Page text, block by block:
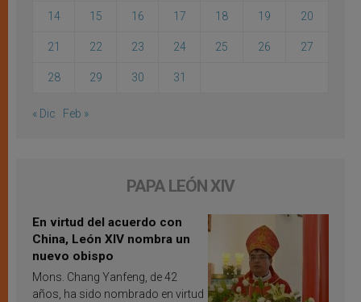
14 15 16 17 18 19 20
21 22 23 24 25 26 27
28 29 30 31
« Dic Feb »
PAPA LEÓN XIV
En virtud del acuerdo con
China, León XIV nombra un
nuevo obispo
Mons. Chang Yanfeng, de 42
años, ha sido nombrado en virtud